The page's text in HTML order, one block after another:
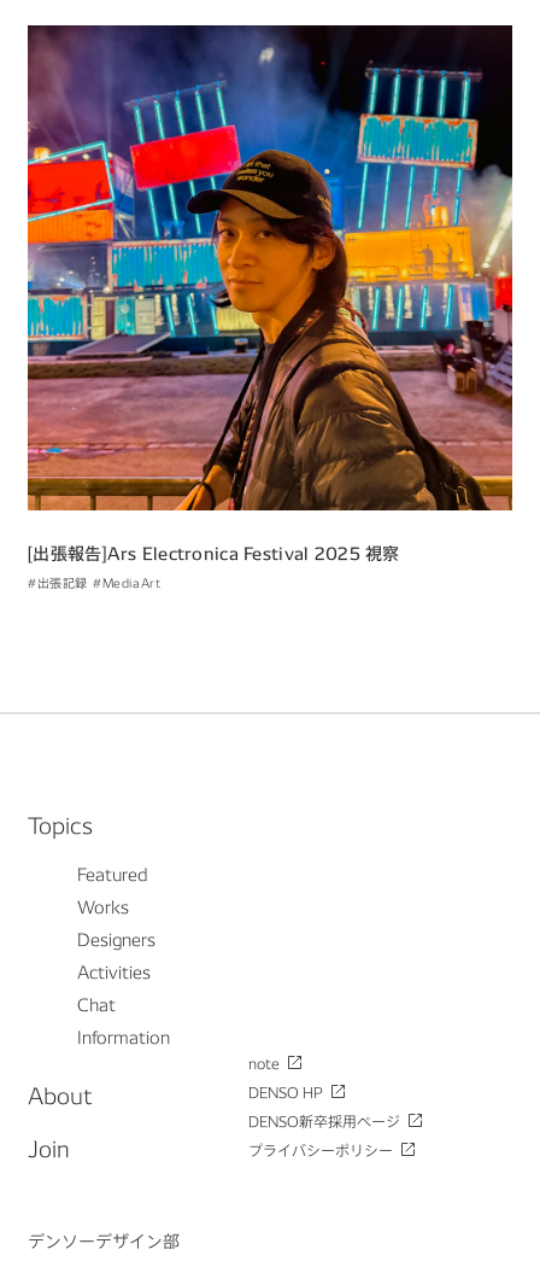
[出張​報告​]Ars Electronica Festival 2025 視察
#出張記録 #MediaArt
Topics
Featured
Works
Designers
Activities
Chat
Information
About
Join
note
DENSO HP
DENSO新卒採用ページ
プライバシーポリシー
デンソーデザイン部